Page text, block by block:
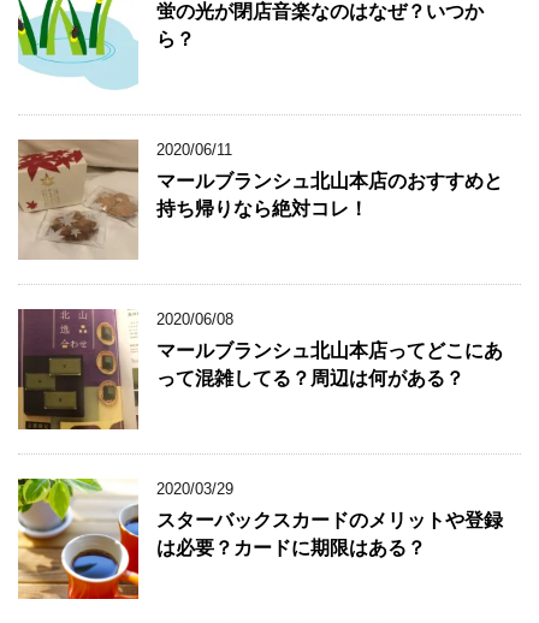
蛍の光が閉店音楽なのはなぜ？いつか
ら？
2020/06/11
マールブランシュ北山本店のおすすめと
持ち帰りなら絶対コレ！
2020/06/08
マールブランシュ北山本店ってどこにあ
って混雑してる？周辺は何がある？
2020/03/29
スターバックスカードのメリットや登録
は必要？カードに期限はある？